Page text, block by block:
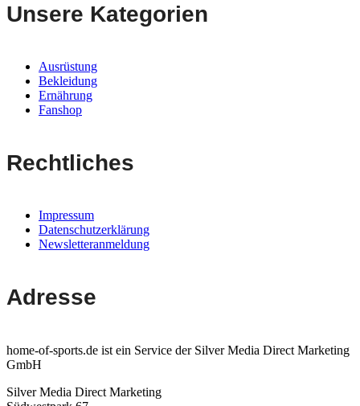
Unsere Kategorien
Ausrüstung
Bekleidung
Ernährung
Fanshop
Rechtliches
Impressum
Datenschutzerklärung
Newsletteranmeldung
Adresse
home-of-sports.de ist ein Service der Silver Media Direct Marketing
GmbH
Silver Media Direct Marketing